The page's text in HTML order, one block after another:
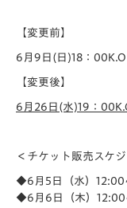
【変更前】
6月9日(日)18：00K.O
【変更後】
6月26日(水)19：
＜チケット販売スケ
◆6月5日（水）
◆6月6日（木）